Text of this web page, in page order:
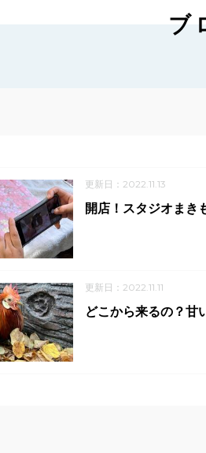
ブ
更新日：2022.11.13
開店！スタジオまき
更新日：2022.11.11
どこから来るの？甘